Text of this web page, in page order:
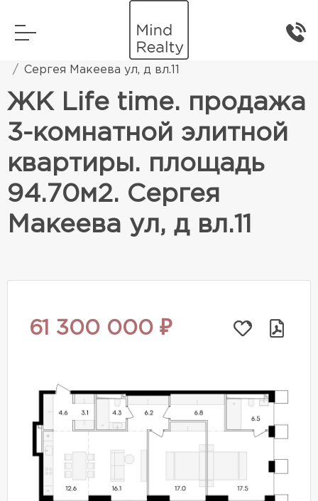
Элитная жилая недвижимость
Сергея Макеева ул, д вл.11
ЖК Life time. продажа
3-комнатной элитной
квартиры. площадь
94.70м2. Сергея
Макеева ул, д вл.11
61 300 000 ₽